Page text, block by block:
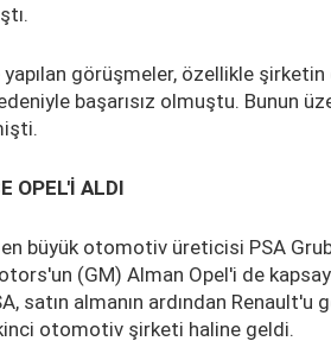
görüşmeler, özellikle
başarısız olmuştu. Bunun
OPEL'İ ALDI
en büyük otomotiv üreticisi PSA
(GM) Alman Opel'i de
satın almanın ardından
otomotiv şirketi haline geldi.